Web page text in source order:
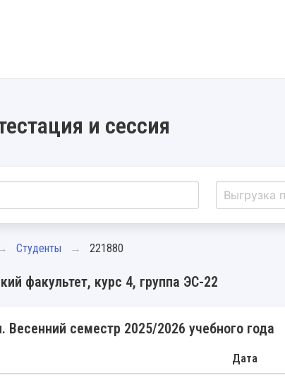
и сессия
Студенты 221880
факультет, курс 4, группа ЭС-22
Весенний семестр 2025/2026 учебного года
Дата